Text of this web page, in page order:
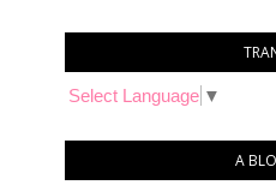
Select Language ▼
A